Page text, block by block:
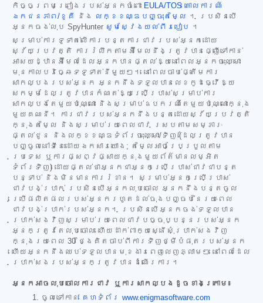
កិច្ចព្រមព្រៀងរបស់អ្នកចំពោះ EULA/TOS គោលការណ៍
ឯកជនភាព/ខូគី
និង លក្ខខណ្ឌបញ្ចុះតម្លៃ ។ ប្រសិនបើ
អ្នកចង់លុប SpyHunter សូមស្វែងយល់ពីរបៀប ។
សម្រាប់ការទូទាត់លើការបន្តការជាវរបស់អ្នកដោយ
ស្វ័យប្រវត្តិ ការរំលឹកតាមអ៊ីមែលនឹងត្រូវបានផ្ញើទៅកាន់
អាសយដ្ឋានអ៊ីមែលដែលអ្នកបានផ្តល់ឱ្យនៅពេលអ្នកចុះឈ្មោះ
មុនកាលបរិច្ឆេទទូទាត់នីមួយៗ។ នៅពេលចាប់ផ្តើមការ
សាកល្បងរបស់អ្នក អ្នកនឹងទទួលបានលេខកូដធ្វើឱ្យ
សកម្មដែលត្រូវបានកំណត់ឱ្យប្រើប្រាស់សម្រាប់ការ
សាកល្បងតែមួយប៉ុណ្ណោះ និងសម្រាប់ឧបករណ៍តែមួយប៉ុណ្ណោះក្នុង
មួយគណនី។ ការជាវរបស់អ្នកនឹងបន្តដោយស្វ័យប្រវត្តិ
ក្នុងតម្លៃ និងសម្រាប់រយៈពេលជាវ ស្របតាមសម្ភារៈ
ផ្តល់ជូន និងលក្ខខណ្ឌទំព័រចុះឈ្មោះ/ទិញ (ដែលត្រូវបាន
បញ្ចូលនៅទីនេះដោយឯកសារយោង; តម្លៃអាចប្រែប្រួលតាម
ប្រទេស ឬការផ្សព្វផ្សាយក្នុងមួយព័ត៌មានលម្អិត
ទំព័រទិញ) ដោយផ្តល់ថាអ្នកជាអ្នកប្រើប្រាស់ជាវជាបន្ត
បន្ទាប់ និងមិនមានការរំខាន។ សម្រាប់អ្នកប្រើប្រាស់
ជាវបង់ប្រាក់ ប្រសិនបើអ្នកលុបចោល អ្នកនឹងបន្តចូល
ប្រើផលិតផលរបស់អ្នករហូតដល់ចុងបញ្ចប់នៃរយៈពេល
ជាវបង់ប្រាក់របស់អ្នក។ ប្រសិនបើអ្នកចង់ទទួលបាន
ប្រាក់សងវិញសម្រាប់រយៈពេលជាវបច្ចុប្បន្នរបស់អ្នក
អ្នកត្រូវតែលុបចោល ហើយដាក់ពាក្យស្នើសុំប្រាក់សងវិញ
ក្នុងរយៈពេល 30 ថ្ងៃគិតចាប់ពីការទិញថ្មីបំផុតរបស់អ្នក
ហើយអ្នកនឹងឈប់ទទួលបានមុខងារពេញលេញភ្លាមៗ នៅពេលដែល
ប្រាក់សងរបស់អ្នកត្រូវបានដំណើរការ។
អ្នកអាចលុបចោលការជាវ ឬការសាកល្បងដូចខាងក្រោម៖
ចូលទៅកាន់ គេហទំព័រ www.enigmasoftware.com